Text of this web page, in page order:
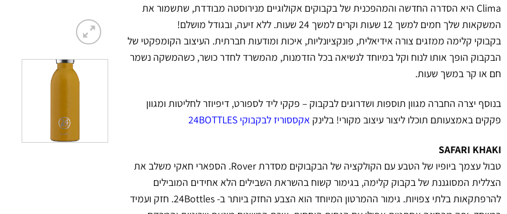
Clima היא הסדרה החדשה והמהפכנית של בקבוקים אקולוגיים מנירוסטה מבודדת, שתשמור את
המשקאות שלך חמים למשך 12 שעות וקרים למשך 24 שעות. ללא זיעה, ובגודל מושלם!
בקבוקי קלימה ממזגים צורה אידיאלית, פונקציונליות, איכות ומודעות חברתית. העיצוב הקומפקטי של
הבקבוק הופך אותו לנוח וקל במיוחד לנשיאה בכל הזדמנות, מהמשרד לחדר כושר, כשהמשקה נשמר
חם או קר במשך שעות.
בנוסף יצרה החברה מגוון תוספות ושדרוגים לבקבוק – פקקי ליד לספורט, דיפיוזר לחליטות ומגוון
פקקים באמצעותם תוכלו ליצור עיצוב מקורי! בלינק אקססוריז לבקבוקי 24BOTTLES
SAFARI KHAKI
טבול עצמך ביופיו של הטבע עם הקולקציה של הבקבוקים מסדרת Rover. הספארי חאקי משלב את
הצללית המסוגננת של בקבוק קלימה, בגימור קשוח בהשראת השבילים הלא אחידים המובילים
להרפתקאות בלתי צפויות. גימור ההמרטון המיוחד הוא הצבע החזק ביותר ב- 24Bottles. חזק ועמיד